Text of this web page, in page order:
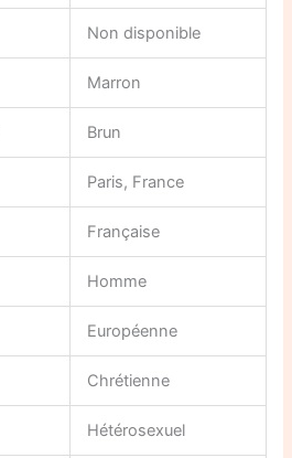
Non disponible
Marron
Brun
Paris, France
Française
Homme
Européenne
Chrétienne
Hétérosexuel